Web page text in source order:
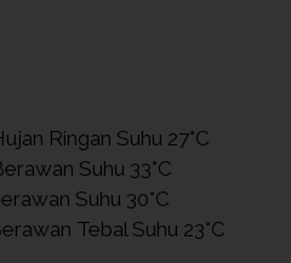
Ringan Suhu 27°C
Suhu 33°C
Suhu 30°C
Tebal Suhu 23°C